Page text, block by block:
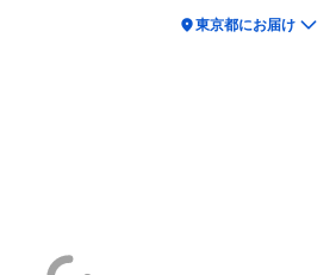
location_on東京都にお届け